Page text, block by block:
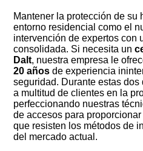
Mantener la protección de su
entorno residencial como el
intervención de expertos con
consolidada. Si necesita un
Dalt, nuestra empresa le
20 años de experiencia
seguridad. Durante estas
a multitud de clientes en la
perfeccionando nuestras
de accesos para
que resisten los métodos de
del mercado actual.